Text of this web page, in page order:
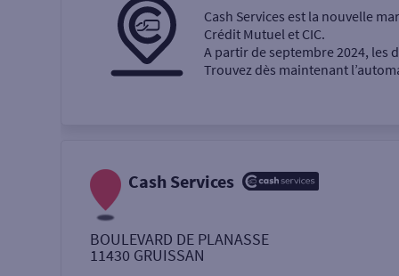
Ma recherche
Retrait de billets €
Cash Services est la nouvelle
Crédit Mutuel et CIC.
A partir de septembre 2024, les
Trouvez dès maintenant
Cash Services
BOULEVARD DE PLANASSE
11430 GRUISSAN